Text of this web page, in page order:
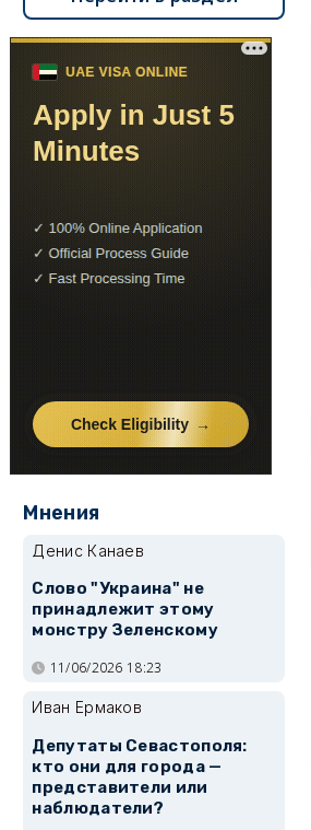
Мнения
Денис Канаев
Слово "Украина" не
принадлежит этому
монстру Зеленскому
11/06/2026 18:23
Иван Ермаков
Депутаты Севастополя:
кто они для города —
представители или
наблюдатели?